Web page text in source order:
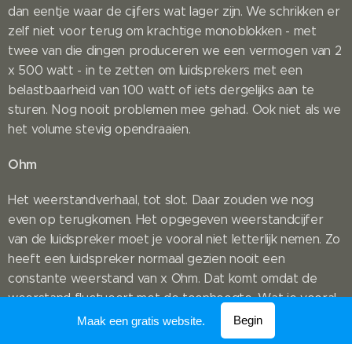
dan eentje waar de cijfers wat lager zijn. We schrikken er
zelf niet voor terug om krachtige monoblokken - met
twee van die dingen produceren we een vermogen van 2
x 500 watt - in te zetten om luidsprekers met een
belastbaarheid van 100 watt of iets dergelijks aan te
sturen. Nog nooit problemen mee gehad. Ook niet als we
het volume stevig opendraaien.
Ohm
Het weerstandverhaal, tot slot. Daar zouden we nog
even op terugkomen. Het opgegeven weerstandcijfer
van de luidspreker moet je vooral niet letterlijk nemen. Zo
heeft een luidspreker normaal gezien nooit een
constante weerstand van x Ohm. Dat komt omdat de
weerstand fluctueert met de toonhoogte. Wat je vooral
moet weten, is dat een lage weerstand een grotere
Maak een gratis website. Begin